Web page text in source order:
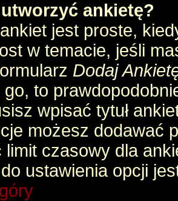
ankietę?
jest proste,
w temacie, jeśli
Dodaj
go, to
wpisać tytuł
możesz dodawać
czasowy dla
ustawienia opcji